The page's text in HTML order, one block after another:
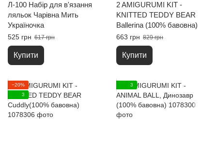
Л-100 Набір для в'язання
ляльок Чарівна Мить
Україночка
525 грн 617 грн
Купити
2 AMIGURUMI KIT -
KNITTED TEDDY BEAR
Ballerina (100% бавовна)
663 грн 829 грн
Купити
−20%
3
3